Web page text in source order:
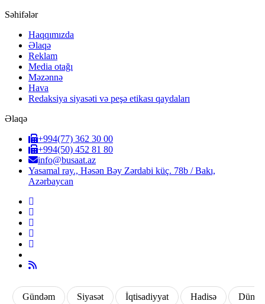
Səhifələr
Haqqımızda
Əlaqə
Reklam
Media otağı
Məzənnə
Hava
Redaksiya siyasəti və peşə etikası qaydaları
Əlaqə
+994(77) 362 30 00
+994(50) 452 81 80
info@busaat.az
Yasamal ray., Həsən Bəy Zərdabi küç. 78b / Bakı,
Azərbaycan
Gündəm Siyasət İqtisadiyyat Hadisə Dünya